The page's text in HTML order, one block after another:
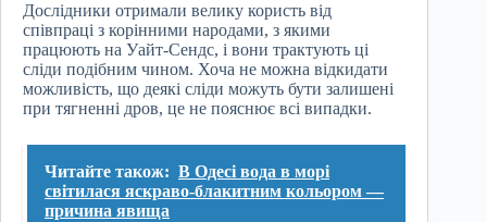
Дослідники отримали велику користь від
співпраці з корінними народами, з якими
працюють на Уайт-Сендс, і вони трактують ці
сліди подібним чином. Хоча не можна відкидати
можливість, що деякі сліди можуть бути залишені
при тягненні дров, це не пояснює всі випадки.
Читайте також: В Одесі вода в морі
світилася яскраво-блакитним кольором —
причина явища